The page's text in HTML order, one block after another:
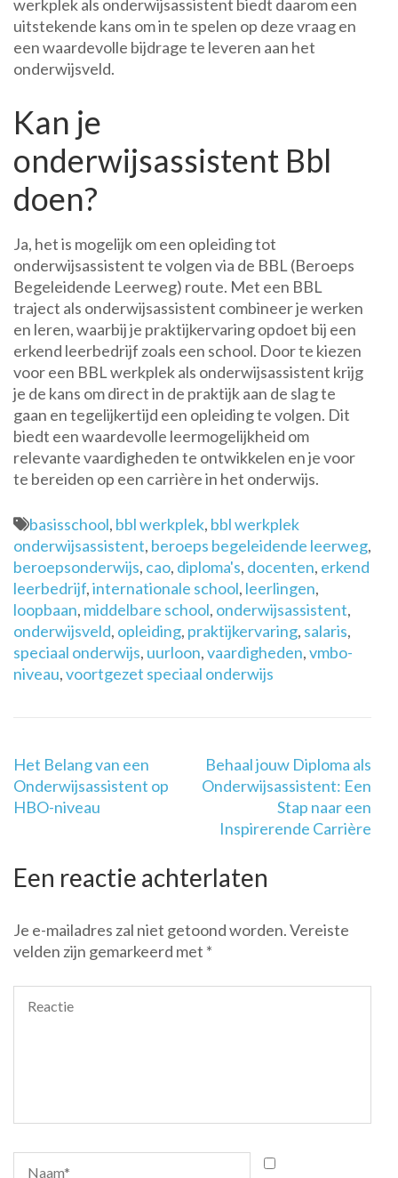
werkplek als onderwijsassistent biedt daarom een
uitstekende kans om in te spelen op deze vraag en
een waardevolle bijdrage te leveren aan het
onderwijsveld.
Kan je
onderwijsassistent Bbl
doen?
Ja, het is mogelijk om een opleiding tot
onderwijsassistent te volgen via de BBL (Beroeps
Begeleidende Leerweg) route. Met een BBL
traject als onderwijsassistent combineer je werken
en leren, waarbij je praktijkervaring opdoet bij een
erkend leerbedrijf zoals een school. Door te kiezen
voor een BBL werkplek als onderwijsassistent krijg
je de kans om direct in de praktijk aan de slag te
gaan en tegelijkertijd een opleiding te volgen. Dit
biedt een waardevolle leermogelijkheid om
relevante vaardigheden te ontwikkelen en je voor
te bereiden op een carrière in het onderwijs.
basisschool, bbl werkplek, bbl werkplek
onderwijsassistent, beroeps begeleidende leerweg,
beroepsonderwijs, cao, diploma's, docenten, erkend
leerbedrijf,internationale school, leerlingen,
loopbaan, middelbare school, onderwijsassistent,
onderwijsveld, opleiding, praktijkervaring, salaris,
speciaal onderwijs, uurloon,vaardigheden,vmbo-
niveau,voortgezet speciaal onderwijs
Berichtnavigatie
Het Belang van een
Onderwijsassistent op
HBO-niveau
Behaal jouw Diploma als
Onderwijsassistent: Een
Stap naar een
Inspirerende Carrière
Een reactie achterlaten
Je e-mailadres zal niet getoond worden.Vereiste
velden zijn gemarkeerd met *